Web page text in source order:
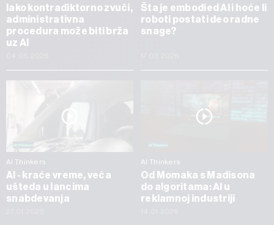
Iako kontradiktorno zvuči,
administrativna
procedura može biti brža
uz AI
Šta je embodied AI i hoće li
roboti postati deo radne
snage?
AI Thinkers
AI - kraće vreme, veća
ušteda u lancima
snabdevanja
AI Thinkers
Od Momaka s Madisona
do algoritama: AI u
reklamnoj industriji